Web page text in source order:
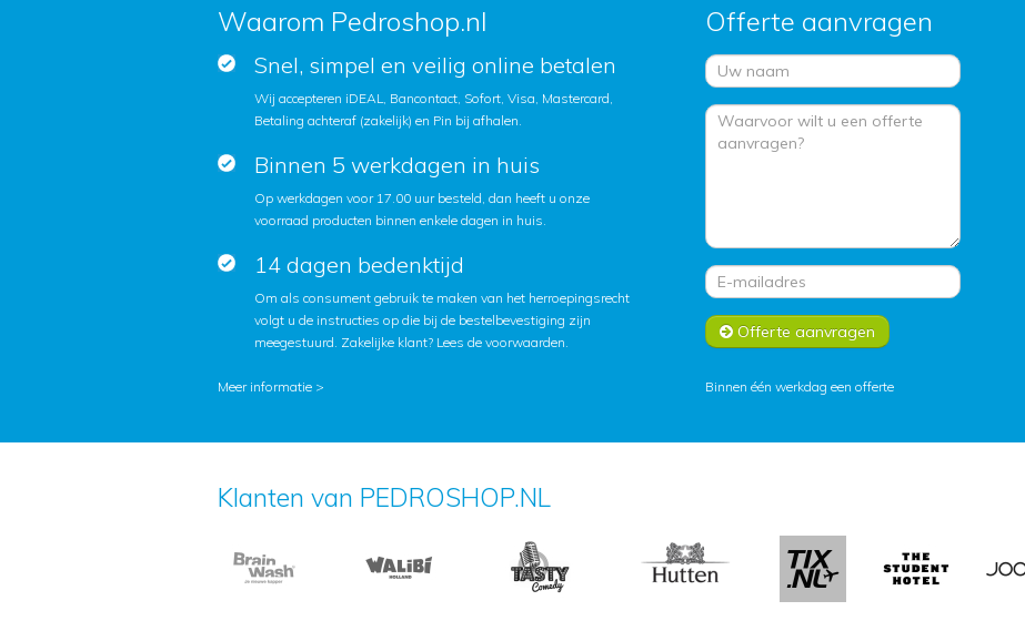
Waarom Pedroshop.nl
Snel, simpel en veilig online betalen
Wij accepteren iDEAL, Bancontact, Sofort, Visa, Mastercard,
Betaling achteraf (zakelijk) en Pin bij afhalen.
Binnen 5 werkdagen in huis
Op werkdagen voor 17.00 uur besteld, dan heeft u onze
voorraad producten binnen enkele dagen in huis.
14 dagen bedenktijd
Om als consument gebruik te maken van het herroepingsrecht
volgt u de instructies op die bij de bestelbevestiging zijn
meegestuurd. Zakelijke klant? Lees de voorwaarden.
Offerte aanvragen
Offerte aanvragen
Meer informatie > Binnen één werkdag een offerte
Klanten van PEDROSHOP.NL